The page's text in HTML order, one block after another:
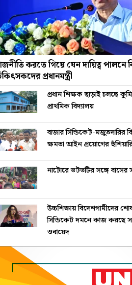
করতে গিয়ে যেন দায়িত্ব পালনে
প্রধানমন্ত্রী
প্রধান শিক্ষক ছাড়াই চলছে
প্রাথমিক বিদ্যালয়
বাজার সিন্ডিকেট-মজুতদারির
ক্ষমতা আইন প্রয়োগের
নাটোরে ভটভটির সঙ্গে বাসের
উচ্চশিক্ষায় বিদেশগামীদের
সিন্ডিকেট দমনে কাজ করছে
ওবায়েদ